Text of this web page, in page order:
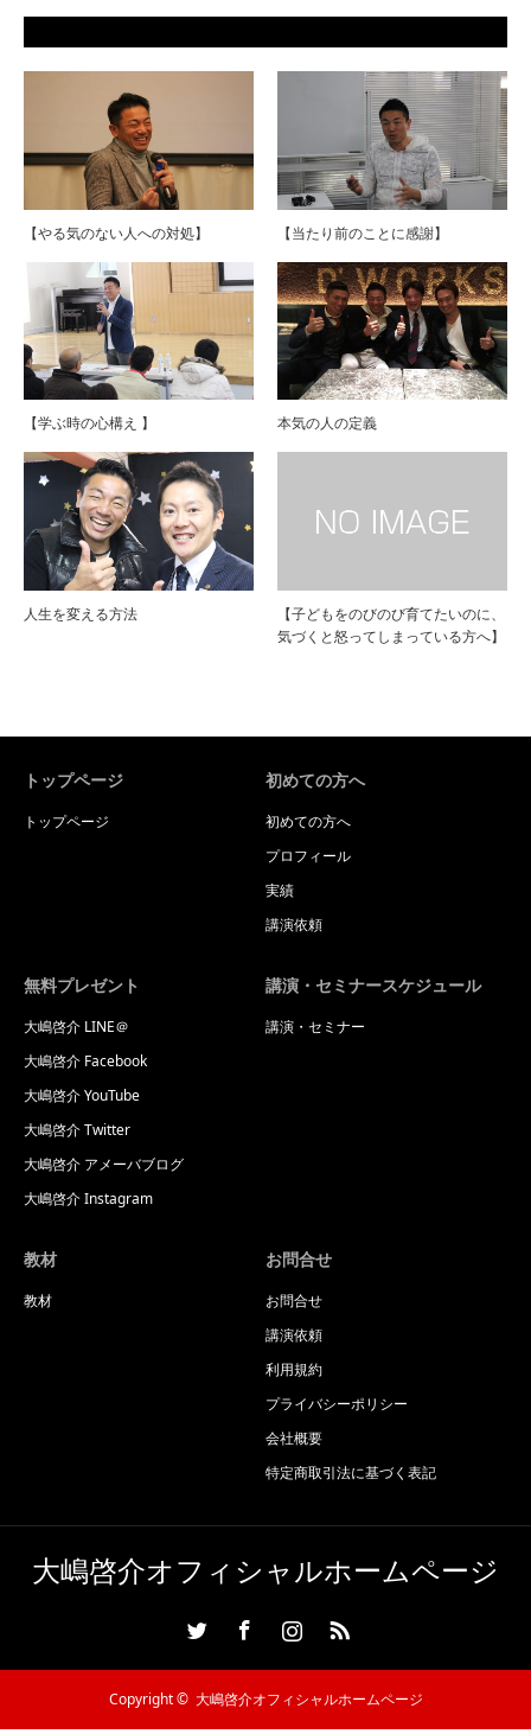
【やる気のない人への対処】 【当たり前のことに感謝】
【学ぶ時の心構え 】 本気の人の定義
人生を変える方法
【子どもをのびのび育てたいのに、
気づくと怒ってしまっている方へ】
トップページ
トップページ
初めての方へ
初めての方へ
プロフィール
実績
講演依頼
無料プレゼント
大嶋啓介 LINE＠
大嶋啓介 Facebook
大嶋啓介 YouTube
大嶋啓介 Twitter
大嶋啓介 アメーバブログ
大嶋啓介 Instagram
講演・セミナースケジュール
講演・セミナー
教材
教材
お問合せ
お問合せ
講演依頼
利用規約
プライバシーポリシー
会社概要
特定商取引法に基づく表記
大嶋啓介オフィシャルホームページ
Copyright © 大嶋啓介オフィシャルホームページ